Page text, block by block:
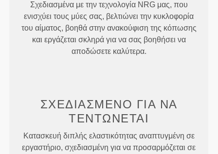
Σχεδιασμένα με την τεχνολογία NRG μας, που
ενισχύει τους μύες σας, βελτιώνει την κυκλοφορία
του αίματος, βοηθά στην ανακούφιση της κόπωσης
και εργάζεται σκληρά για να σας βοηθήσει να
αποδώσετε καλύτερα.
ΣΧΕΔΙΑΣΜΈΝΟ ΓΙΑ ΝΑ
ΤΕΝΤΏΝΕΤΑΙ
Κατασκευή διπλής ελαστικότητας αναπτυγμένη σε
εργαστήριο, σχεδιασμένη για να προσαρμόζεται σε